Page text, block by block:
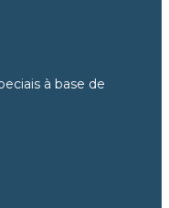
à base de